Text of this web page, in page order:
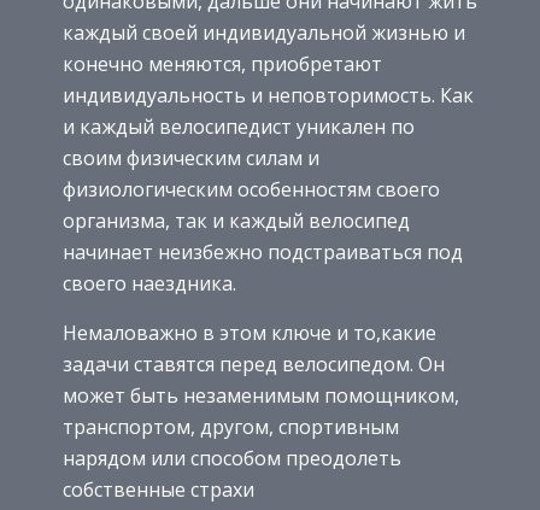
каждый своей индивидуальной жизнью и
конечно меняются, приобретают
индивидуальность и неповторимость. Как
и каждый велосипедист уникален по
своим физическим силам и
физиологическим особенностям своего
организма, так и каждый велосипед
начинает неизбежно подстраиваться под
своего наездника.
Немаловажно в этом ключе и то,какие
задачи ставятся перед велосипедом. Он
может быть незаменимым помощником,
транспортом, другом, спортивным
нарядом или способом преодолеть
собственные страхи